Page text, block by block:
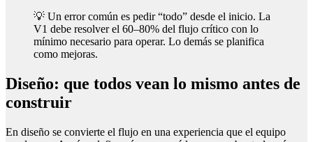
💡 Un error común es pedir “todo” desde el inicio. La
V1 debe resolver el 60–80% del flujo crítico con lo
mínimo necesario para operar. Lo demás se planifica
como mejoras.
Diseño: que todos vean lo mismo antes de
construir
En diseño se convierte el flujo en una experiencia que el equipo